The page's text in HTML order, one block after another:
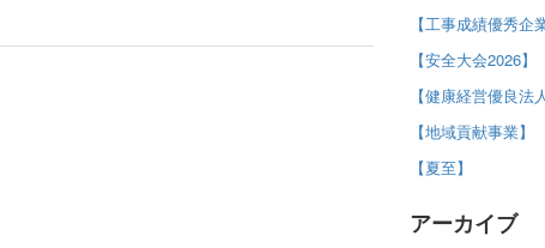
【工事成績優秀企
【安全大会2026】
【健康経営優良法
【地域貢献事業】
【夏至】
アーカイブ